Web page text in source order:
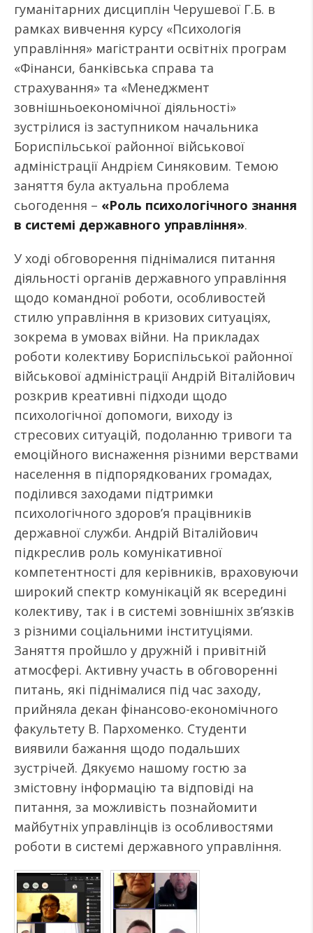
гуманітарних дисциплін Черушевої Г.Б. в
рамках вивчення курсу «Психологія
управління» магістранти освітніх програм
«Фінанси, банківська справа та
страхування» та «Менеджмент
зовнішньоекономічної діяльності»
зустрілися із заступником начальника
Бориспільської районної військової
адміністрації Андрієм Синяковим. Темою
заняття була актуальна проблема
сьогодення – «Роль психологічного знання
в системі державного управління».
У ході обговорення піднімалися питання
діяльності органів державного управління
щодо командної роботи, особливостей
стилю управління в кризових ситуаціях,
зокрема в умовах війни. На прикладах
роботи колективу Бориспільської районної
військової адміністрації Андрій Віталійович
розкрив креативні підходи щодо
психологічної допомоги, виходу із
стресових ситуацій, подоланню тривоги та
емоційного виснаження різними верствами
населення в підпорядкованих громадах,
поділився заходами підтримки
психологічного здоров’я працівників
державної служби. Андрій Віталійович
підкреслив роль комунікативної
компетентності для керівників, враховуючи
широкий спектр комунікацій як всередині
колективу, так і в системі зовнішніх зв’язків
з різними соціальними інституціями.
Заняття пройшло у дружній і привітній
атмосфері. Активну участь в обговоренні
питань, які піднімалися під час заходу,
прийняла декан фінансово-економічного
факультету В. Пархоменко. Студенти
виявили бажання щодо подальших
зустрічей. Дякуємо нашому гостю за
змістовну інформацію та відповіді на
питання, за можливість познайомити
майбутніх управлінців із особливостями
роботи в системі державного управління.